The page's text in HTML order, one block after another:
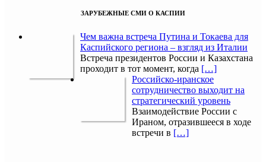
ЗАРУБЕЖНЫЕ СМИ О КАСПИИ
Чем важна встреча Путина и Токаева для
Каспийского региона – взгляд из Италии
Встреча президентов России и Казахстана
проходит в тот момент, когда […]
Российско-иранское
сотрудничество выходит на
стратегический уровень
Взаимодействие России с
Ираном, отразившееся в ходе
встречи в […]